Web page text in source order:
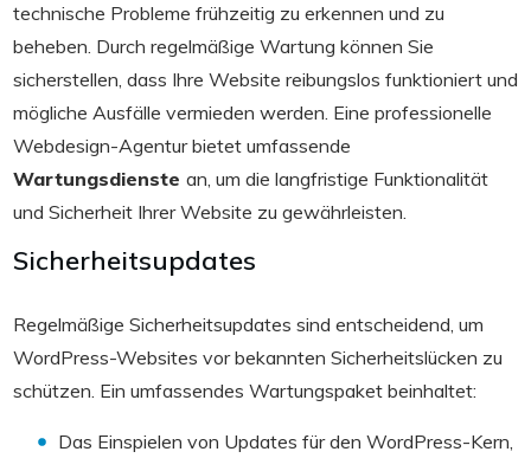
technische Probleme frühzeitig zu erkennen und zu
beheben. Durch regelmäßige Wartung können Sie
sicherstellen, dass Ihre Website reibungslos funktioniert und
mögliche Ausfälle vermieden werden. Eine professionelle
Webdesign-Agentur bietet umfassende
Wartungsdienste an, um die langfristige Funktionalität
und Sicherheit Ihrer Website zu gewährleisten.
Sicherheitsupdates
Regelmäßige Sicherheitsupdates sind entscheidend, um
WordPress-Websites vor bekannten Sicherheitslücken zu
schützen. Ein umfassendes Wartungspaket beinhaltet:
Das Einspielen von Updates für den WordPress-Kern,